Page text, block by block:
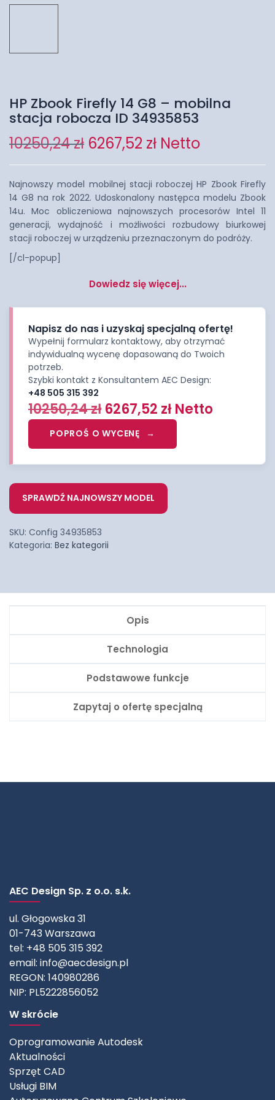
HP Zbook Firefly 14 G8 – mobilna
stacja robocza ID 34935853
10250,24zł 6267,52 zł Netto
Najnowszy model mobilnej stacji roboczej HP Zbook Firefly
14 G8 na rok 2022. Udoskonalony następca modelu Zbook
14u. Moc obliczeniowa najnowszych procesorów Intel 11
generacji, wydajność i możliwości rozbudowy biurkowej
stacji roboczej w urządzeniu przeznaczonym do podróży.
[/cl-popup]
Dowiedz się więcej...
Napisz do nas i uzyskaj specjalną ofertę!
Wypełnij formularz kontaktowy, aby otrzymać
indywidualną wycenę dopasowaną do Twoich
potrzeb.
Szybki kontakt z Konsultantem AEC Design:
+48 505 315 392
10250,24zł 6267,52 zł Netto
POPROŚ O WYCENĘ
SPRAWDŹ NAJNOWSZY MODEL
SKU: Config 34935853
Kategoria: Bez kategorii
Opis
Technologia
Podstawowe funkcje
Zapytaj o ofertę specjalną
AEC Design Sp. z o.o. s.k.
ul. Głogowska 31
01-743 Warszawa
tel: +48 505 315 392
email: info@aecdesign.pl
REGON: 140980286
NIP: PL5222856052
W skrócie
Oprogramowanie Autodesk
Aktualności
Sprzęt CAD
Usługi BIM